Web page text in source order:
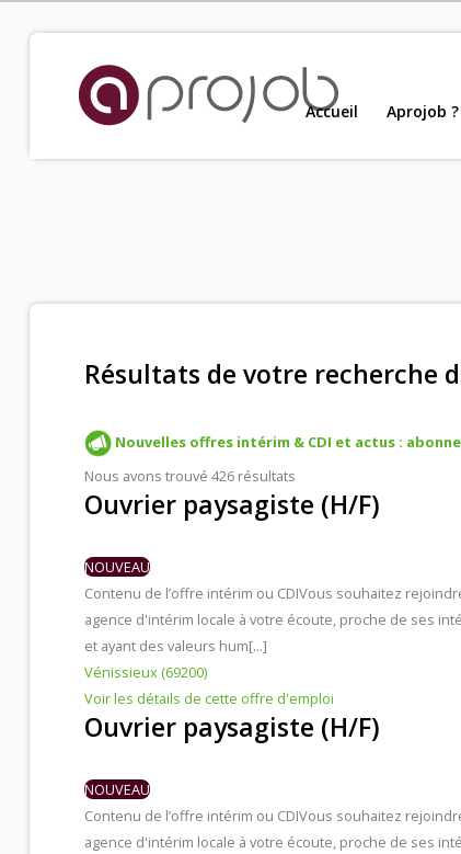
Accueil
Aprojob ?
Salariés Aprojob
Contacts et agences
Accueil Aprojob ?
Résultats de votre recherche
Nouvelles offres intérim & CDI et actus :
Nous avons trouvé 426 résultats
Ouvrier paysagiste (H/F)
NOUVEAU
Contenu de l’offre intérim ou CDIVous souhaitez
agence d'intérim locale à votre écoute, proche de ses
et ayant des valeurs hum[...]
Vénissieux (69200)
Voir les détails de cette offre d'emploi
Ouvrier paysagiste (H/F)
NOUVEAU
Contenu de l’offre intérim ou CDIVous souhaitez
agence d'intérim locale à votre écoute, proche de ses